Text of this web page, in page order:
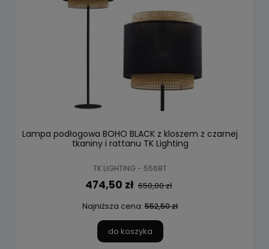
Lampa podłogowa BOHO BLACK z kloszem z czarnej
tkaniny i rattanu TK Lighting
TK LIGHTING - 5568T
474,50 zł 650,00 zł
Najniższa cena: 552,50 zł
do koszyka